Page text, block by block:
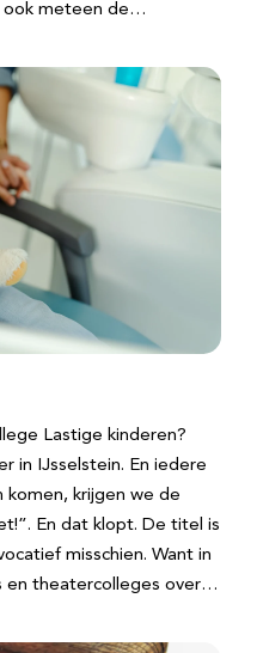
ook meteen de…
Lastige kinderen?
in IJsselstein. En iedere
komen, krijgen we de
En dat klopt. De titel is
misschien. Want in
en theatercolleges over…